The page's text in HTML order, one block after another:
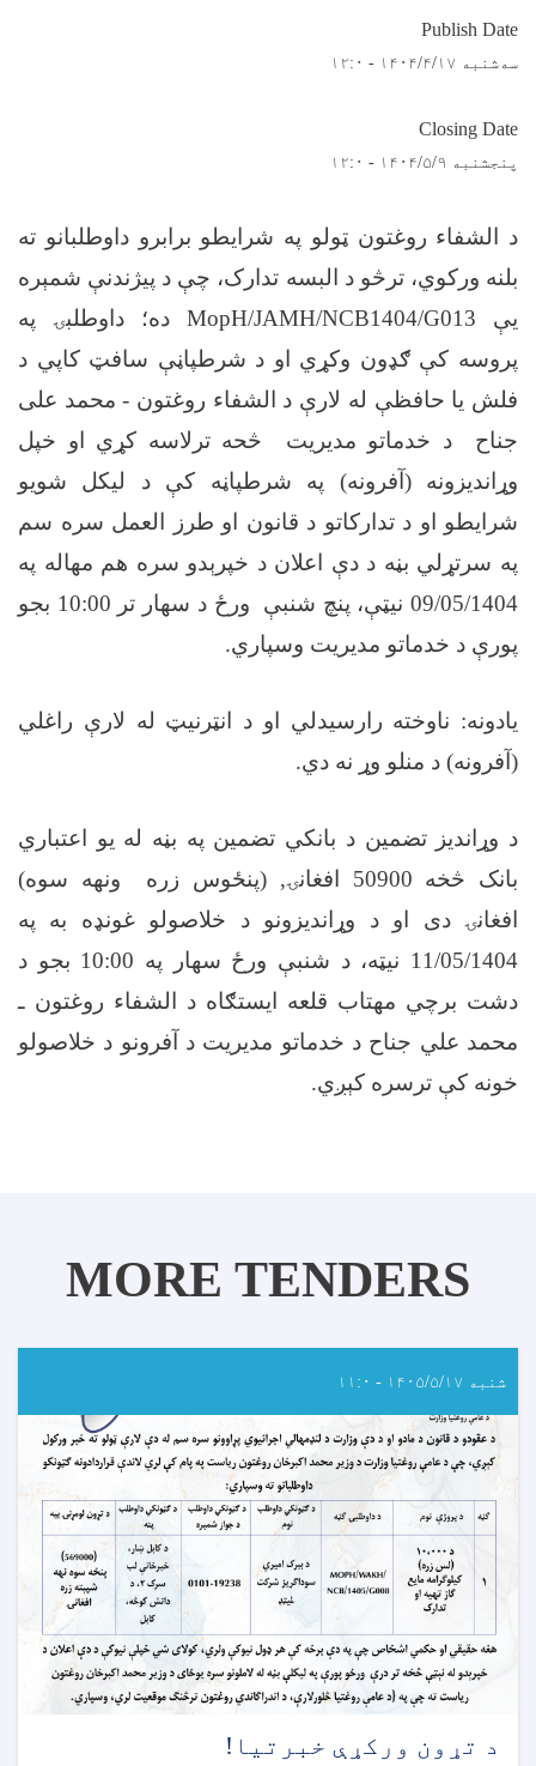
Publish Date
سه‌شنبه ۱۴۰۴/۴/۱۷ - ۱۲:۰
Closing Date
پنجشنبه ۱۴۰۴/۵/۹ - ۱۲:۰
د الشفاء روغتون ټولو په شرایطو برابرو داوطلبانو ته
بلنه ورکوي، ترڅو د البسه تدارک، چې د پيژندنې شمېره
یې MopH/JAMH/NCB1404/G013 ده؛ داوطلبۍ په
پروسه کې ګډون وکړي او د شرطپاڼې سافټ کاپي د
فلش یا حافظې له لارې د الشفاء روغتون - محمد علی
جناح د خدماتو مدیریت څحه ترلاسه کړي او خپل
وړاندیزونه (آفرونه) په شرطپاڼه کې د لیکل شویو
شرایطو او د تدارکاتو د قانون او طرز العمل سره سم
په سرتړلي بڼه د دې اعلان د خپرېدو سره هم مهاله په
09/05/1404 نیټې، پنچ شنبې ورځ د سهار تر 10:00 بجو
پورې د خدماتو مدیریت وسپاري.
یادونه: ناوخته رارسیدلي او د انټرنیټ له لارې راغلي
(آفرونه) د منلو وړ نه دي.
د وړاندیز تضمین د بانکي تضمین په بڼه له یو اعتباري
بانک څخه 50900 افغانۍ, (پنځوس زره ونهه سوه)
افغانۍ دی او د وړاندیزونو د خلاصولو غونډه به په
11/05/1404 نیټه، د شنبې ورځ سهار په 10:00 بجو د
دشت برچي مهتاب قلعه ایستګاه د الشفاء روغتون ـ
محمد علي جناح د خدماتو مدیریت د آفرونو د خلاصولو
خونه کې ترسره کېږي.
MORE TENDERS
شنبه ۱۴۰۵/۵/۱۷ - ۱۱:۰
د تړون ورکړې خبرتیا!